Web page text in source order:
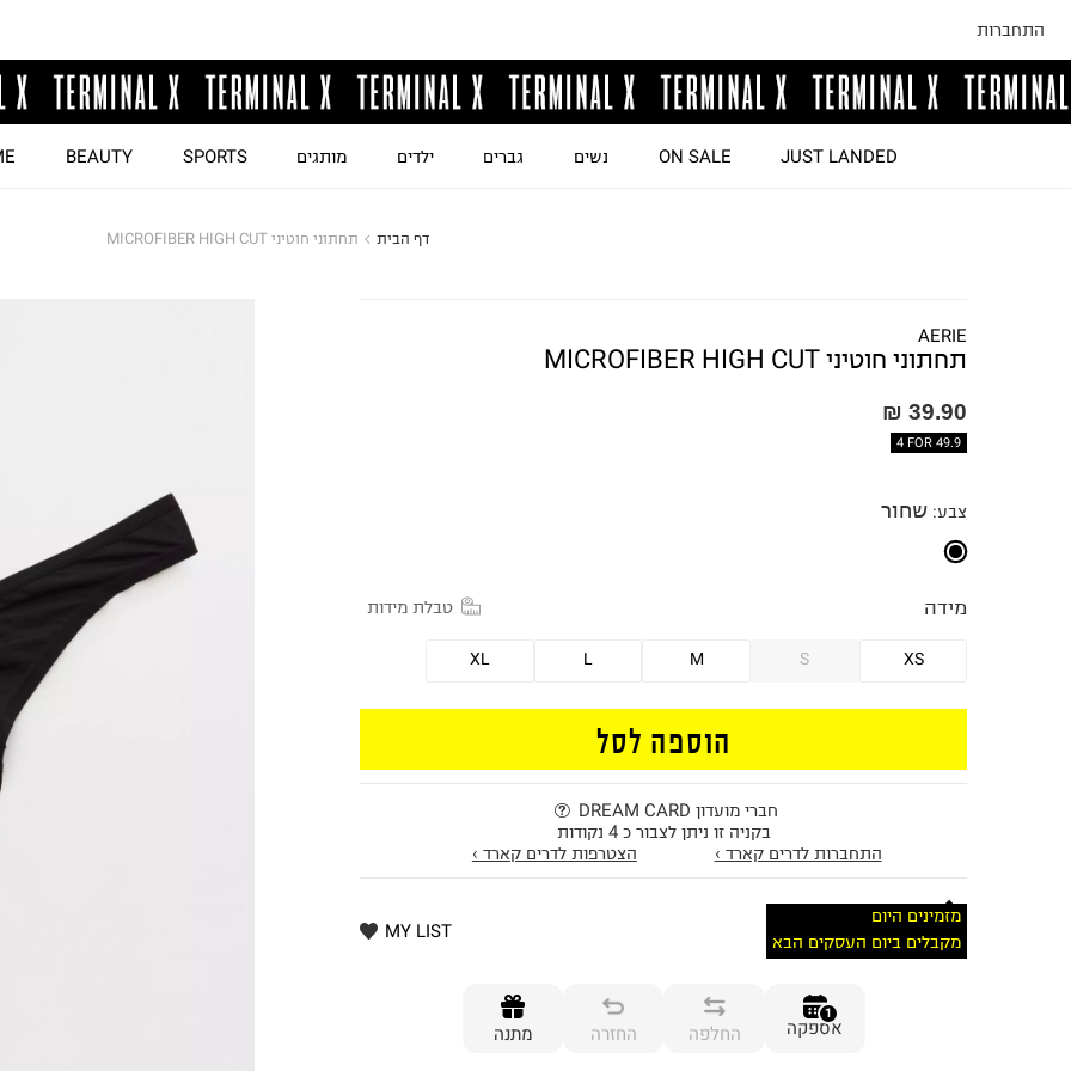
התחברות
JUST LANDED
ON SALE נשים גברים ילדים מותגים SPORTS
BEAUTY
דף הבית תחתוני חוטיני MICROFIBER HIGH CUT
AERIE
תחתוני חוטיני MICROFIBER HIGH CUT
39.90 ₪
4 FOR 49.9
צבע: שחור
מידה טבלת מידות
XS
S
M
L
XL
הוספה לסל
חברי מועדון DREAM CARD
בקניה זו ניתן לצבור כ 4 נקודות
התחברות לדרים קארד ›
הצטרפות לדרים קארד ›
מזמינים היום
מקבלים ביום העסקים הבא
MY LIST
1
אספקה החלפה החזרה מתנה